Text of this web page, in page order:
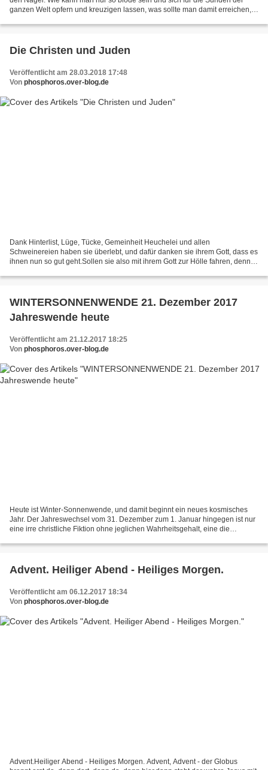
ganzen Welt opfern und kreuzigen lassen, was sollte man damit erreichen,
Die Christen und Juden
Veröffentlicht am 28.03.2018 17:48
Von phosphoros.over-blog.de
Dank Hinterlist, Lüge, Tücke, Gemeinheit Heuchelei und allen
Schweinereien haben sie überlebt, und dafür danken sie ihrem Gott, dass es
ihnen nun so gut geht.Sollen sie also mit ihrem Gott zur Hölle fahren, denn
WINTERSONNENWENDE 21. Dezember 2017
Jahreswende heute
Veröffentlicht am 21.12.2017 18:25
Von phosphoros.over-blog.de
Heute ist Winter-Sonnenwende, und damit beginnt ein neues kosmisches
Jahr. Der Jahreswechsel vom 31. Dezember zum 1. Januar hingegen ist nur
eine irre christliche Fiktion ohne jeglichen Wahrheitsgehalt, eine die
Advent. Heiliger Abend - Heiliges Morgen.
Veröffentlicht am 06.12.2017 18:34
Von phosphoros.over-blog.de
Advent.Heiliger Abend - Heiliges Morgen. Advent, Advent - der Globus